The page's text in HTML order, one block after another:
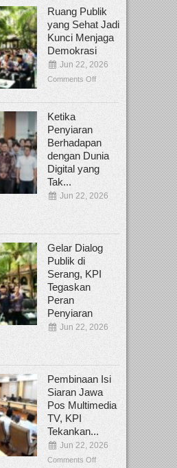
Ruang Publik
yang Sehat Jadi
Kunci Menjaga
Demokrasi
Jun 22, 2026
Comments Off
Ketika
Penyiaran
Berhadapan
dengan Dunia
Digital yang
Tak...
Jun 22, 2026
Gelar Dialog
Publik di
Serang, KPI
Tegaskan
Peran
Penyiaran
Jun 22, 2026
Pembinaan Isi
Siaran Jawa
Pos Multimedia
TV, KPI
Tekankan...
Jun 22, 2026
Comments Off